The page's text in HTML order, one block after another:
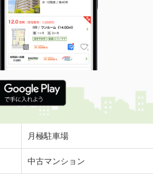
4.30万円
木県下野市駅東１
万円
木県佐野市若松町
月極駐車場
中古マンション